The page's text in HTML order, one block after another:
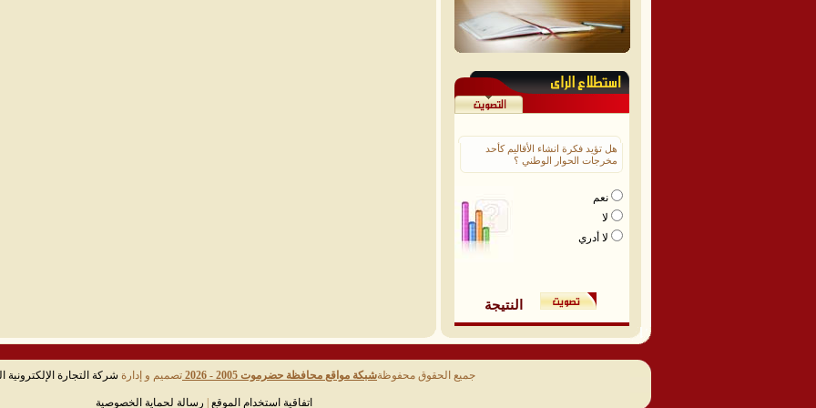
هل تؤيد فكرة انشاء الأقاليم كأحد
مخرجات الحوار الوطني ؟
نعم
لا
لا أدري
النتيجة
جميع الحقوق محفوظةشبكة مواقع محافظة حضرموت 2005 - 2026 تصميم و إدارة شركة التجارة الإلكترونية
اتفاقية استخدام الموقع رسالة لحماية الخصوصية